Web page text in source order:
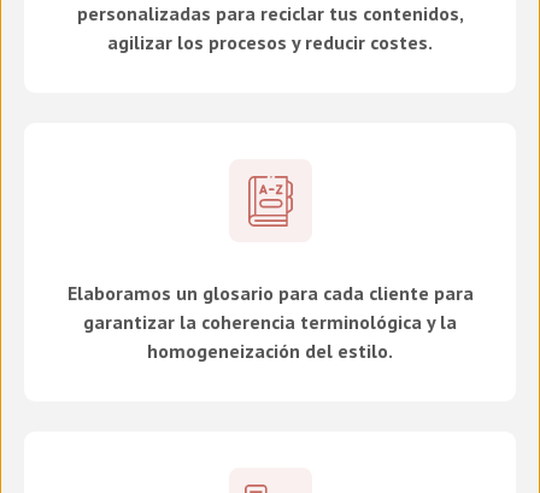
personalizadas para reciclar tus contenidos,
agilizar los procesos y reducir costes.
Elaboramos un glosario para cada cliente para
garantizar la coherencia terminológica y la
homogeneización del estilo.